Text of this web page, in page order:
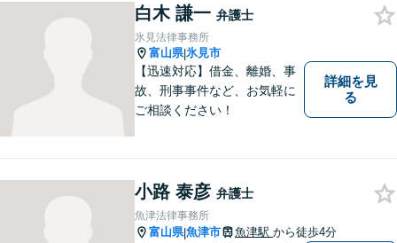
す。お悩みになる前に、ご相
談ください。【24Hメール受
付】
白木 謙一 弁護士
氷見法律事務所
富山県|氷見市
【迅速対応】借金、離婚、事
故、刑事事件など、お気軽に
ご相談ください！
詳細を見
る
小路 泰彦 弁護士
魚津法律事務所
富山県|魚津市 魚津駅 から徒歩4分